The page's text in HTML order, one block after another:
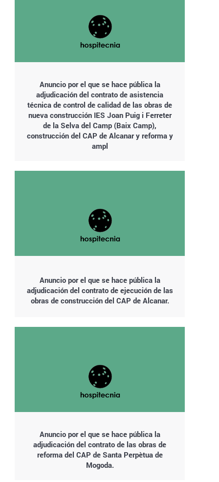
Anuncio por el que se hace pública la
adjudicación del contrato de asistencia
técnica de control de calidad de las obras de
nueva construcción IES Joan Puig i Ferreter
de la Selva del Camp (Baix Camp),
construcción del CAP de Alcanar y reforma y
ampl
Anuncio por el que se hace pública la
adjudicación del contrato de ejecución de las
obras de construcción del CAP de Alcanar.
Anuncio por el que se hace pública la
adjudicación del contrato de las obras de
reforma del CAP de Santa Perpètua de
Mogoda.